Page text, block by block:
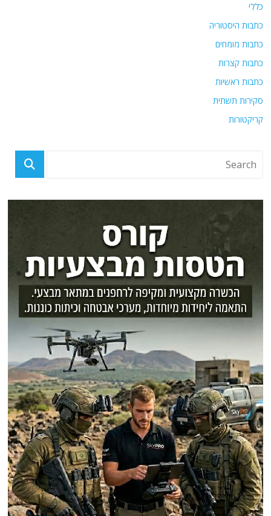
כללי
כתבות היסטוריה
כתבות מומחים
כתבות קצרות
כתבות ראשיות
סקירות תשתית
קריקטורות